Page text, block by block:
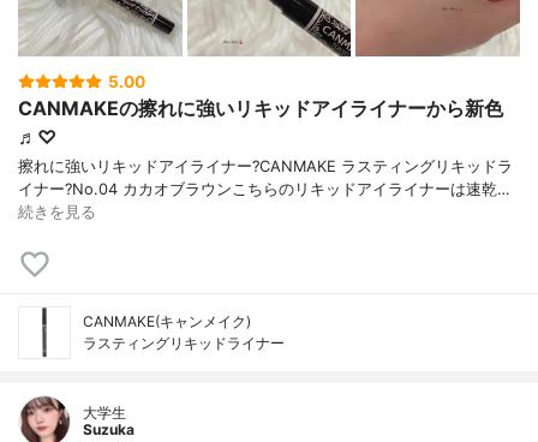
5.00
CANMAKEの擦れに強いリキッドアイライナーから新色
♬︎♡
擦れに強いリキッドアイライナー? CANMAKE ラスティングリキッドラ
イナー ?No.04 カカオブラウン こちらのリキッドアイライナーは速乾…
続きを見る
CANMAKE(キャンメイク)
ラスティングリキッドライナー
大学生
Suzuka